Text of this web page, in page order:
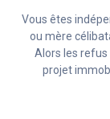
Vous êtes
ou mère
Alors les
projet